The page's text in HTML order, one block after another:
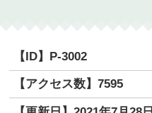
【ID】 P-3002
【アクセス数】7595